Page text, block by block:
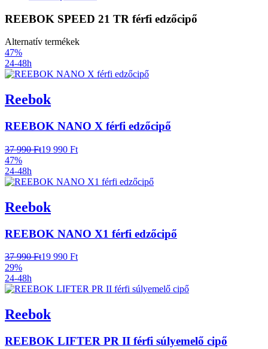
REEBOK SPEED 21 TR férfi edzőcipő
Alternatív termékek
47%
24-48h
Reebok
REEBOK NANO X férfi edzőcipő
37 990 Ft19 990 Ft
47%
24-48h
Reebok
REEBOK NANO X1 férfi edzőcipő
37 990 Ft19 990 Ft
29%
24-48h
Reebok
REEBOK LIFTER PR II férfi súlyemelő cipő